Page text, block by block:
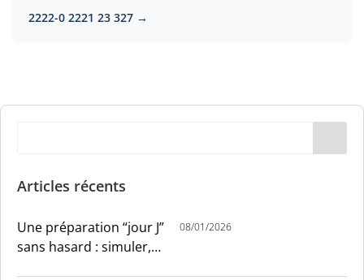
2222-0 2221 23 327 →
Articles récents
Une préparation “jour J”
sans hasard : simuler,
08/01/2026